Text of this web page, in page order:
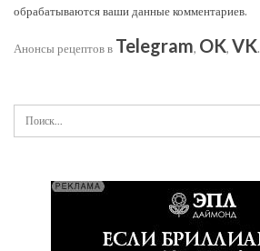
обрабатываются ваши данные комментариев.
Анонсы рецептов в Telegram, OK, VK.